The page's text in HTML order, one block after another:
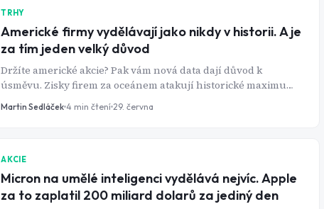
TRHY
Americké firmy vydělávají jako nikdy v historii. A je
za tím jeden velký důvod
Držíte americké akcie? Pak vám nová data dají důvod k
úsměvu. Zisky firem za oceánem atakují historické maximum.
Ale i kapitalisté začínají krčit obočí.
Martin Sedláček 4 min čtení 29. června
AKCIE
Micron na umělé inteligenci vydělává nejvíc. Apple
za to zaplatil 200 miliard dolarů za jediný den